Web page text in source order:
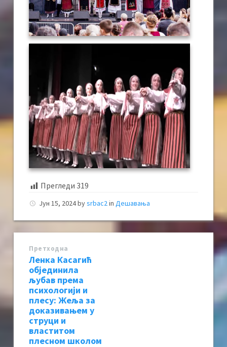
Прегледи 319
Јун 15, 2024bysrbac2 in Дешавања
Претходна
Ленка Касагић
објединила
љубав према
психологији и
плесу: Жеља за
доказивањем у
струци и
властитом
плесном школом